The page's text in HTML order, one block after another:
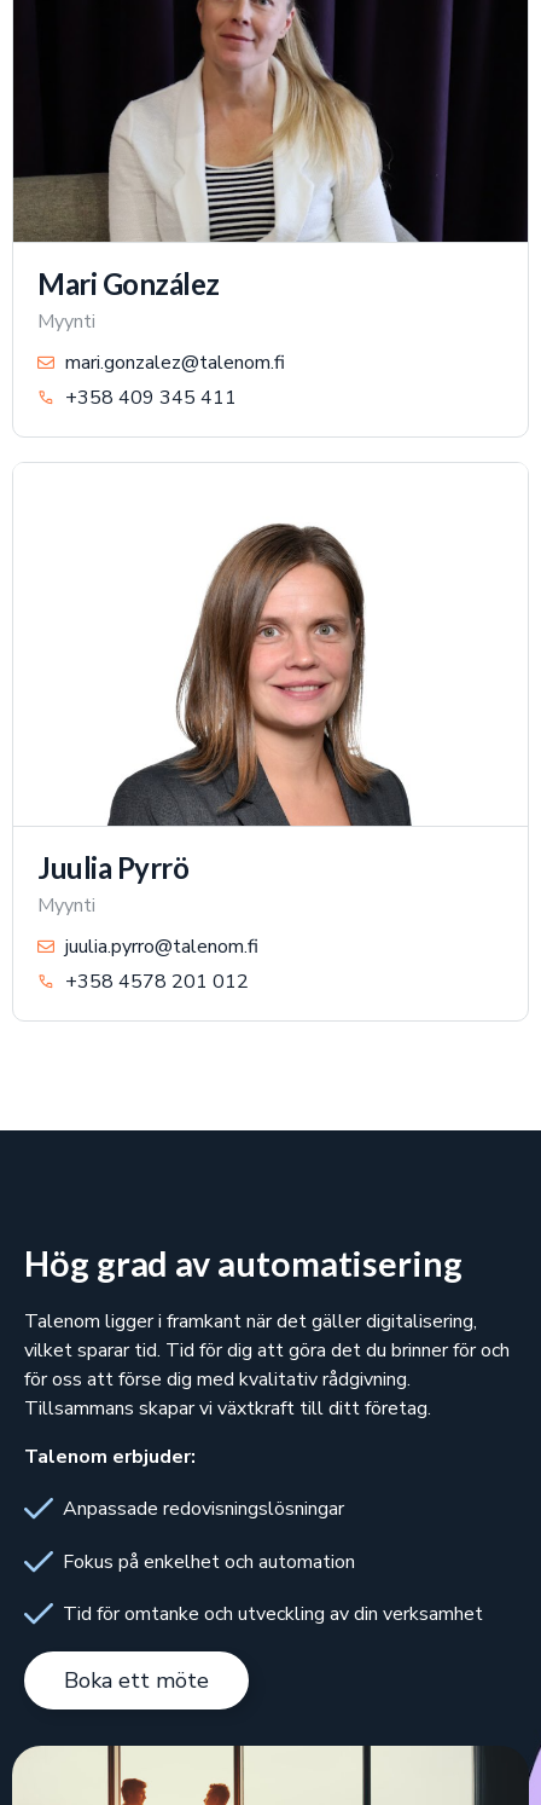
Mari González
Myynti
mari.gonzalez@talenom.fi
+358 409 345 411
Juulia Pyrrö
Myynti
juulia.pyrro@talenom.fi
+358 4578 201 012
Hög grad av automatisering
Talenom ligger i framkant när det gäller digitalisering,
vilket sparar tid. Tid för dig att göra det du brinner för och
för oss att förse dig med kvalitativ rådgivning.
Tillsammans skapar vi växtkraft till ditt företag.
Talenom erbjuder:
Anpassade redovisningslösningar
Fokus på enkelhet och automation
Tid för omtanke och utveckling av din verksamhet
Boka ett möte